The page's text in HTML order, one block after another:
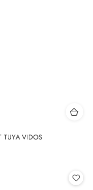
VIDOS